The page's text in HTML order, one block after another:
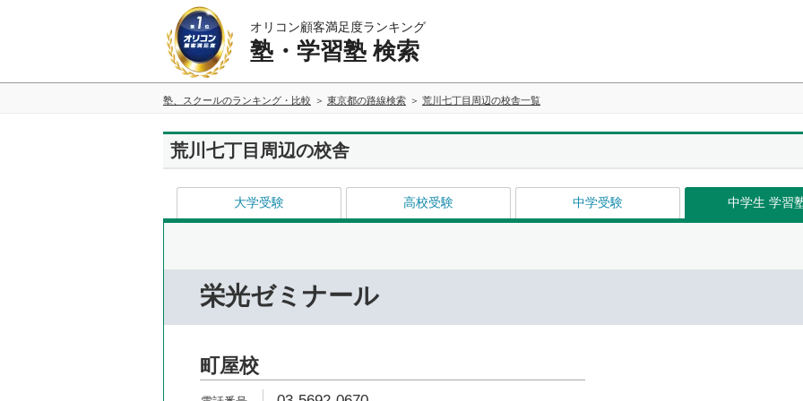
オリコン顧客満足度ランキング
塾・学習塾 検索
塾、スクールのランキング・比較 東京都の路線検索 荒川七丁目周辺の校舎一覧
荒川七丁目周辺の校舎
大学受験 高校受験 中学受験 中学生 学習
栄光ゼミナール
町屋校